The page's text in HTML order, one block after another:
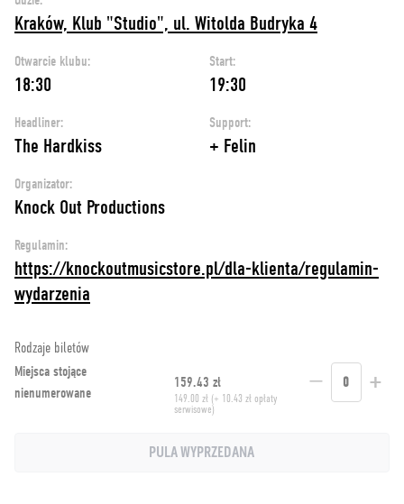
Kraków, Klub "Studio", ul. Witolda Budryka 4
Otwarcie klubu:
18:30
Start:
19:30
Headliner:
The Hardkiss
Support:
+ Felin
Organizator:
Knock Out Productions
Regulamin:
https://knockoutmusicstore.pl/dla-klienta/regulamin-
wydarzenia
Rodzaje biletów
Miejsca stojące
nienumerowane
159.43 zł
149.00 zł (+ 10.43 zł opłaty
serwisowe)
− 0 +
PULA WYPRZEDANA